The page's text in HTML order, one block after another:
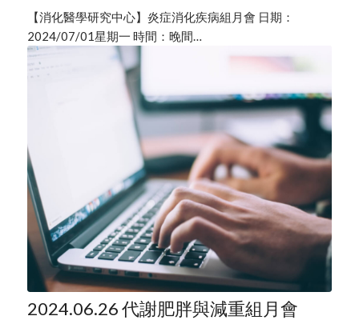
【消化醫學研究中心】炎症消化疾病組月會 日期：
2024/07/01星期一 時間：晚間…
2024.06.26 代謝肥胖與減重組月會